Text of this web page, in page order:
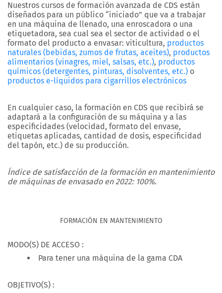
Nuestros cursos de formación avanzada de CDS están
diseñados para un público “iniciado” que va a trabajar
en una máquina de llenado, una enroscadora o una
etiquetadora, sea cual sea el sector de actividad o el
formato del producto a envasar: viticultura, productos
naturales (bebidas, zumos de frutas, aceites), productos
alimentarios (vinagres, miel, salsas, etc.), productos
químicos (detergentes, pinturas, disolventes, etc.) o
productos e-líquidos para cigarrillos electrónicos
En cualquier caso, la formación en CDS que recibirá se
adaptará a la configuración de su máquina y a las
especificidades (velocidad, formato del envase,
etiquetas aplicadas, cantidad de dosis, especificidad
del tapón, etc.) de su producción.
Índice de satisfacción de la formación en mantenimiento
de máquinas de envasado en 2022: 100%.
FORMACIÓN EN MANTENIMIENTO
MODO(S) DE ACCESO :
Para tener una máquina de la gama CDA
OBJETIVO(S) :